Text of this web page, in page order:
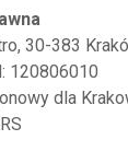
30-383
120806010
dla